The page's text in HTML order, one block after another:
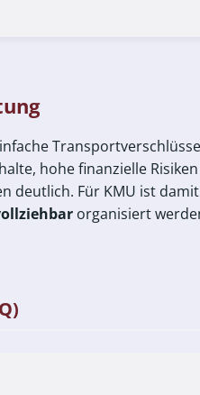
hohe finanzielle
deutlich. Für KMU ist
organisiert